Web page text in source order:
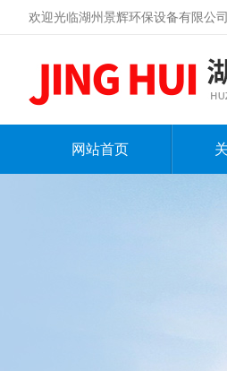
欢迎光临湖州景辉环保设备有限公
网站首页